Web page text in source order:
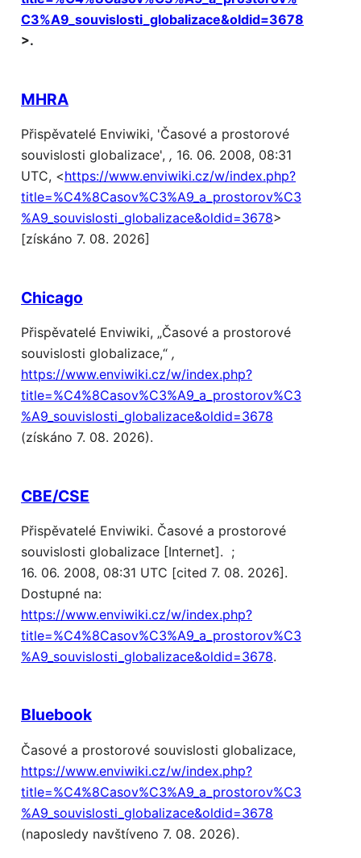
C3%A9_souvislosti_globalizace&oldid=3678
>.
MHRA
Přispěvatelé Enviwiki, 'Časové a prostorové
souvislosti globalizace', , 16. 06. 2008, 08:31
UTC, <https://www.enviwiki.cz/w/index.php?
title=%C4%8Casov%C3%A9_a_prostorov%C3
%A9_souvislosti_globalizace&oldid=3678>
[získáno 7. 08. 2026]
Chicago
Přispěvatelé Enviwiki, „Časové a prostorové
souvislosti globalizace,“ ,
https://www.enviwiki.cz/w/index.php?
title=%C4%8Casov%C3%A9_a_prostorov%C3
%A9_souvislosti_globalizace&oldid=3678
(získáno 7. 08. 2026).
CBE/CSE
Přispěvatelé Enviwiki. Časové a prostorové
souvislosti globalizace [Internet]. ;
16. 06. 2008, 08:31 UTC [cited 7. 08. 2026].
Dostupné na:
https://www.enviwiki.cz/w/index.php?
title=%C4%8Casov%C3%A9_a_prostorov%C3
%A9_souvislosti_globalizace&oldid=3678.
Bluebook
Časové a prostorové souvislosti globalizace,
https://www.enviwiki.cz/w/index.php?
title=%C4%8Casov%C3%A9_a_prostorov%C3
%A9_souvislosti_globalizace&oldid=3678
(naposledy navštíveno 7. 08. 2026).